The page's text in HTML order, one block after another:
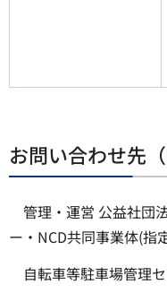
お問い合わせ先
管理・運営 公益社団
ー・NCD共同事業体(指
自転車等駐車場管理